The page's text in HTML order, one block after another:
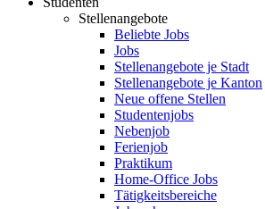
Stellenangebote
Beliebte Jobs
Jobs
Stellenangebote je Stadt
Stellenangebote je Kanton
Neue offene Stellen
Studentenjobs
Nebenjob
Ferienjob
Praktikum
Home-Office Jobs
Tätigkeitsbereiche